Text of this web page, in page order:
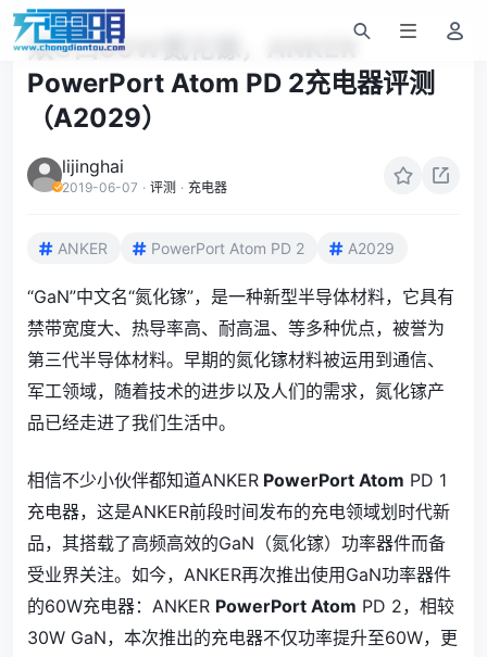
双C口60W氮化镓，ANKER
PowerPort Atom PD 2充电器评测
（A2029）
lijinghai
2019-06-07 · 评测 · 充电器
ANKER PowerPort Atom PD 2 A2029
“GaN”中文名“氮化镓”，是一种新型半导体材料，它具有
禁带宽度大、热导率高、耐高温、等多种优点，被誉为
第三代半导体材料。早期的氮化镓材料被运用到通信、
军工领域，随着技术的进步以及人们的需求，氮化镓产
品已经走进了我们生活中。
相信不少小伙伴都知道ANKER PowerPort Atom PD 1
充电器，这是ANKER前段时间发布的充电领域划时代新
品，其搭载了高频高效的GaN（氮化镓）功率器件而备
受业界关注。如今，ANKER再次推出使用GaN功率器件
的60W充电器：ANKER PowerPort Atom PD 2，相较
30W GaN，本次推出的充电器不仅功率提升至60W，更